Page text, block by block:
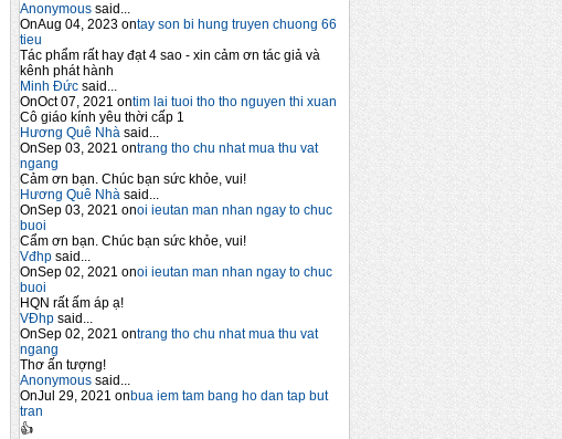
Anonymous said...
OnAug 04, 2023 ontay son bi hung truyen chuong 66
tieu
Tác phẩm rất hay đạt 4 sao - xin cảm ơn tác giả và
kênh phát hành
Minh Đức said...
OnOct 07, 2021 ontim lai tuoi tho tho nguyen thi xuan
Cô giáo kính yêu thời cấp 1
Hương Quê Nhà said...
OnSep 03, 2021 ontrang tho chu nhat mua thu vat
ngang
Cảm ơn bạn. Chúc bạn sức khỏe, vui!
Hương Quê Nhà said...
OnSep 03, 2021 onoi ieutan man nhan ngay to chuc
buoi
Cẩm ơn bạn. Chúc bạn sức khỏe, vui!
Vđhp said...
OnSep 02, 2021 onoi ieutan man nhan ngay to chuc
buoi
HQN rất ấm áp ạ!
VĐhp said...
OnSep 02, 2021 ontrang tho chu nhat mua thu vat
ngang
Thơ ấn tượng!
Anonymous said...
OnJul 29, 2021 onbua iem tam bang ho dan tap but
tran
👍